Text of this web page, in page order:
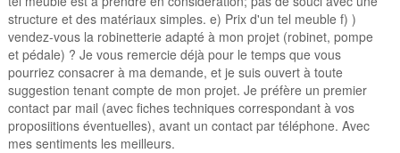
structure et des matériaux simples. e) Prix d'un tel meuble f) )
vendez-vous la robinetterie adapté à mon projet (robinet, pompe
et pédale) ? Je vous remercie déjà pour le temps que vous
pourriez consacrer à ma demande, et je suis ouvert à toute
suggestion tenant compte de mon projet. Je préfère un premier
contact par mail (avec fiches techniques correspondant à vos
proposiitions éventuelles), avant un contact par téléphone. Avec
mes sentiments les meilleurs.